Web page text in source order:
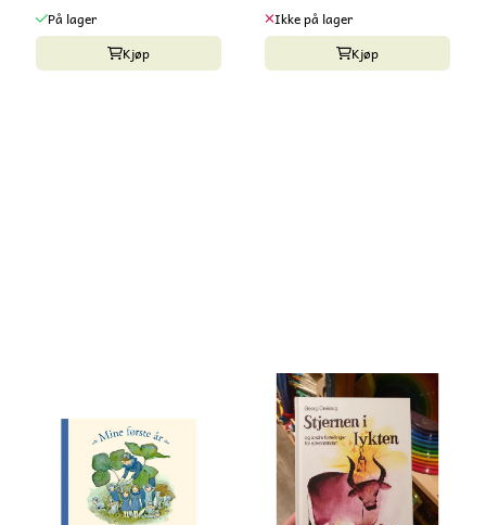
På lager
Kjøp
Ikke på lager
Kjøp